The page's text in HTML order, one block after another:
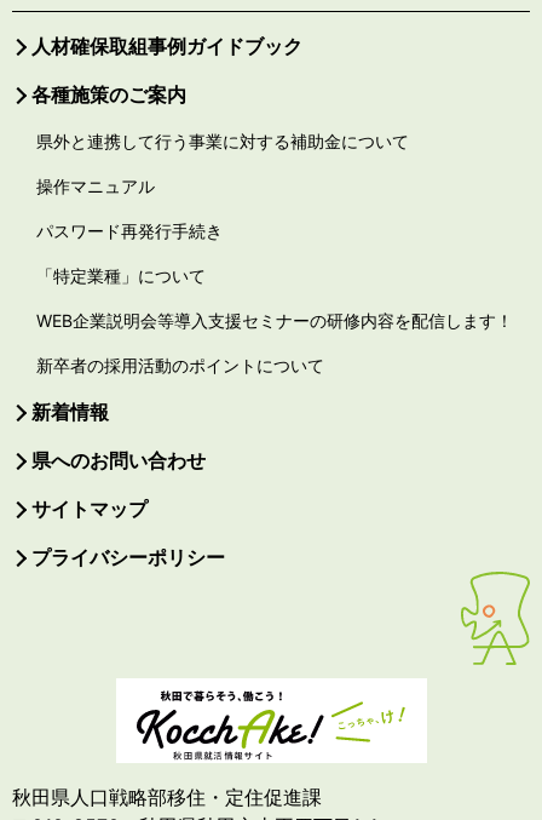
人材確保取組事例ガイドブック
各種施策のご案内
県外と連携して行う事業に対する補助金について
操作マニュアル
パスワード再発行手続き
「特定業種」について
WEB企業説明会等導入支援セミナーの研修内容を配信します！
新卒者の採用活動のポイントについて
新着情報
県へのお問い合わせ
サイトマップ
プライバシーポリシー
秋田県人口戦略部移住・定住促進課